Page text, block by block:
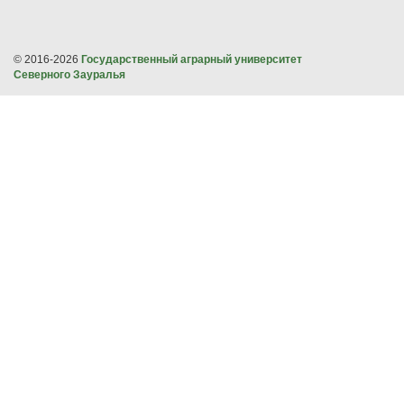
© 2016-2026 Государственный аграрный университет
Северного Зауралья